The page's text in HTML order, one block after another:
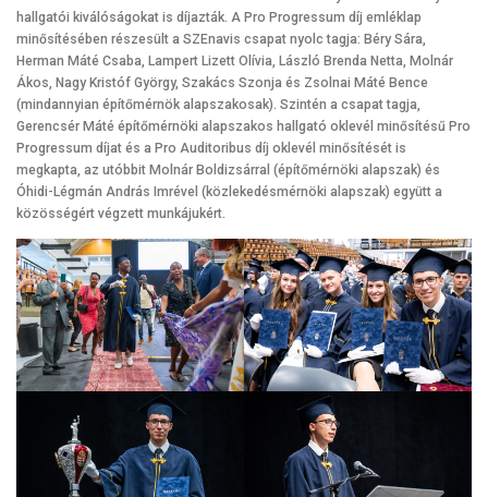
hallgatói kiválóságokat is díjazták. A Pro Progressum díj emléklap
minősítésében részesült a SZEnavis csapat nyolc tagja: Béry Sára,
Herman Máté Csaba, Lampert Lizett Olívia, László Brenda Netta, Molnár
Ákos, Nagy Kristóf György, Szakács Szonja és Zsolnai Máté Bence
(mindannyian építőmérnök alapszakosak). Szintén a csapat tagja,
Gerencsér Máté építőmérnöki alapszakos hallgató oklevél minősítésű Pro
Progressum díjat és a Pro Auditoribus díj oklevél minősítését is
megkapta, az utóbbit Molnár Boldizsárral (építőmérnöki alapszak) és
Óhidi-Légmán András Imrével (közlekedésmérnöki alapszak) együtt a
közösségért végzett munkájukért.